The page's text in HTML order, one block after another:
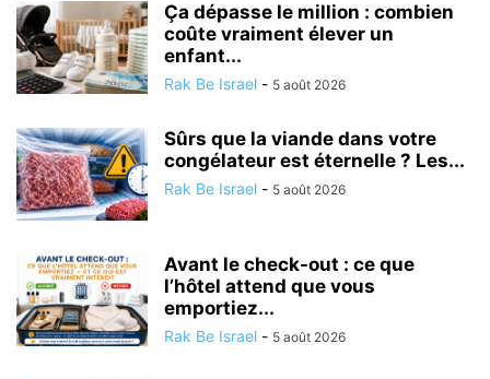
Ça dépasse le million : combien
coûte vraiment élever un
enfant...
Rak Be Israel - 5 août 2026
Sûrs que la viande dans votre
congélateur est éternelle ? Les...
Rak Be Israel - 5 août 2026
Avant le check-out : ce que
l’hôtel attend que vous
emportiez...
Rak Be Israel - 5 août 2026